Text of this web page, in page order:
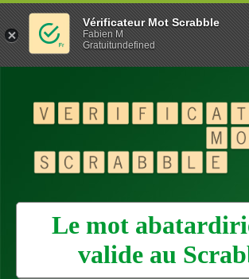
Le mot
valide au
Vérificateur Mot Scrabble
Fabien M
Gratuitundefined